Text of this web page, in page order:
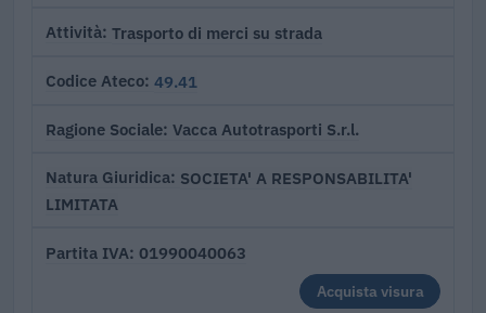
Attività Trasporto di merci su strada
Codice Ateco 49.41
Ragione Sociale Vacca Autotrasporti S.r.l.
Natura Giuridica SOCIETA' A RESPONSABILITA'
LIMITATA
Partita IVA 01990040063
Acquista visura